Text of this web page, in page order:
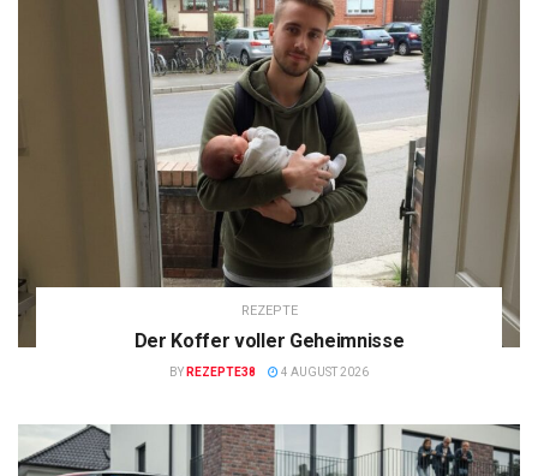
REZEPTE
Der Koffer voller Geheimnisse
BY REZEPTE38 4 AUGUST 2026